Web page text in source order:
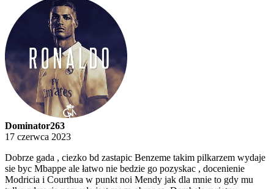
Dominator263
17 czerwca 2023
Dobrze gada , ciezko bd zastapic Benzeme takim pilkarzem wydaje
sie byc Mbappe ale łatwo nie bedzie go pozyskac , docenienie
Modricia i Courthua w punkt noi Mendy jak dla mnie to gdy mu